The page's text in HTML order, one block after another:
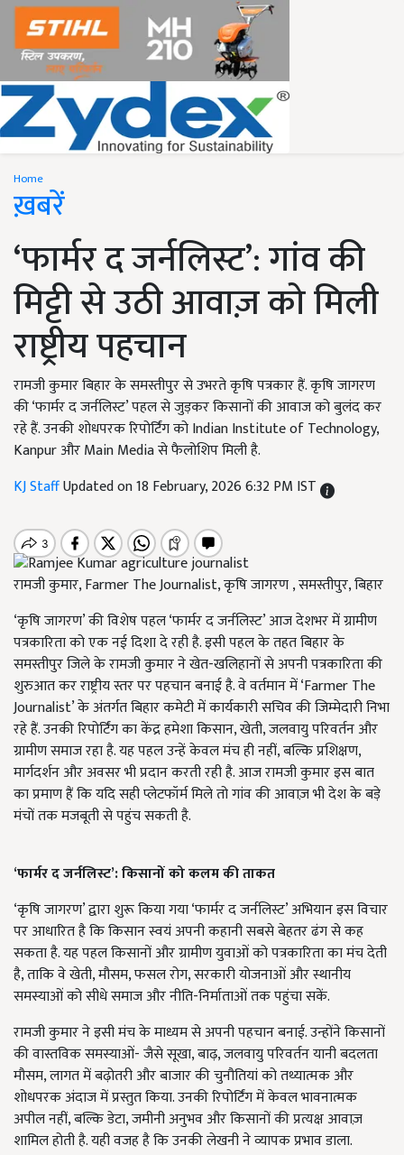
Home
ख़बरें
‘फार्मर द जर्नलिस्ट’: गांव की
मिट्टी से उठी आवाज़ को मिली
राष्ट्रीय पहचान
रामजी कुमार बिहार के समस्तीपुर से उभरते कृषि पत्रकार हैं. कृषि जागरण
की ‘फार्मर द जर्नलिस्ट’ पहल से जुड़कर किसानों की आवाज को बुलंद कर
रहे हैं. उनकी शोधपरक रिपोर्टिंग को Indian Institute of Technology,
Kanpur और Main Media से फैलोशिप मिली है.
KJ StaffUpdated on 18 February, 2026 6:32 PM IST
रामजी कुमार, Farmer The Journalist, कृषि जागरण , समस्तीपुर, बिहार
‘कृषि जागरण’ की विशेष पहल ‘फार्मर द जर्नलिस्ट’ आज देशभर में ग्रामीण
पत्रकारिता को एक नई दिशा दे रही है. इसी पहल के तहत बिहार के
समस्तीपुर जिले के रामजी कुमार ने खेत-खलिहानों से अपनी पत्रकारिता की
शुरुआत कर राष्ट्रीय स्तर पर पहचान बनाई है. वे वर्तमान में ‘Farmer The
Journalist’ के अंतर्गत बिहार कमेटी में कार्यकारी सचिव की जिम्मेदारी निभा
रहे हैं. उनकी रिपोर्टिंग का केंद्र हमेशा किसान, खेती, जलवायु परिवर्तन और
ग्रामीण समाज रहा है. यह पहल उन्हें केवल मंच ही नहीं, बल्कि प्रशिक्षण,
मार्गदर्शन और अवसर भी प्रदान करती रही है. आज रामजी कुमार इस बात
का प्रमाण हैं कि यदि सही प्लेटफॉर्म मिले तो गांव की आवाज़ भी देश के बड़े
मंचों तक मजबूती से पहुंच सकती है.
‘फार्मर द जर्नलिस्ट’: किसानों को कलम की ताकत
‘कृषि जागरण’ द्वारा शुरू किया गया ‘फार्मर द जर्नलिस्ट’ अभियान इस विचार
पर आधारित है कि किसान स्वयं अपनी कहानी सबसे बेहतर ढंग से कह
सकता है. यह पहल किसानों और ग्रामीण युवाओं को पत्रकारिता का मंच देती
है, ताकि वे खेती, मौसम, फसल रोग, सरकारी योजनाओं और स्थानीय
समस्याओं को सीधे समाज और नीति-निर्माताओं तक पहुंचा सकें.
रामजी कुमार ने इसी मंच के माध्यम से अपनी पहचान बनाई. उन्होंने किसानों
की वास्तविक समस्याओं- जैसे सूखा, बाढ़, जलवायु परिवर्तन यानी बदलता
मौसम, लागत में बढ़ोतरी और बाजार की चुनौतियां को तथ्यात्मक और
शोधपरक अंदाज में प्रस्तुत किया. उनकी रिपोर्टिंग में केवल भावनात्मक
अपील नहीं, बल्कि डेटा, जमीनी अनुभव और किसानों की प्रत्यक्ष आवाज़
शामिल होती है. यही वजह है कि उनकी लेखनी ने व्यापक प्रभाव डाला.